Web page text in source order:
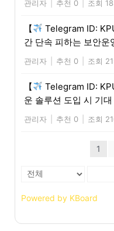
관리자 추천 0 조회
【
Telegram ID:
간 단속 피하는 보안운
관리자 추천 0 조회
【
Telegram ID:
운 솔루션 도입 시 기
관리자 추천 0 조회
1
Powered by KBoard